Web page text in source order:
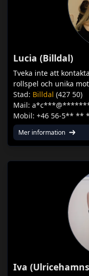
Lucia (Billdal)
Tveka inte att
rollspel och unika
Stad: Billdal (427 50)
Mail:
Mobil: +46 56-5** **
Mer information
Iva